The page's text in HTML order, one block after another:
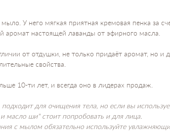
У него мягкая приятная кремовая пенка за
аромат настоящей лаванды от эфирного масла.
от отдушки, не только придаёт аромат, но и
свойства.
10-ти лет, и всегда оно в лидерах продаж.
для очищения тела, но если вы
масло ши" стоит попробовать и для лица.
с мылом обязательно используйте